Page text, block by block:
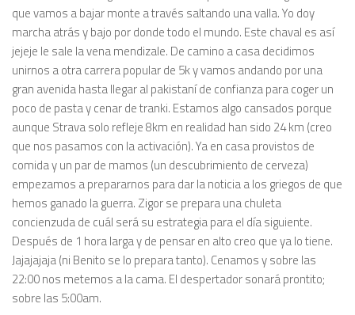
que vamos a bajar monte a través saltando una valla. Yo doy
marcha atrás y bajo por donde todo el mundo. Este chaval es así
jejeje le sale la vena mendizale. De camino a casa decidimos
unirnos a otra carrera popular de 5k y vamos andando por una
gran avenida hasta llegar al pakistaní de confianza para coger un
poco de pasta y cenar de tranki. Estamos algo cansados porque
aunque Strava solo refleje 8km en realidad han sido 24 km (creo
que nos pasamos con la activación). Ya en casa provistos de
comida y un par de mamos (un descubrimiento de cerveza)
empezamos a prepararnos para dar la noticia a los griegos de que
hemos ganado la guerra. Zigor se prepara una chuleta
concienzuda de cuál será su estrategia para el día siguiente.
Después de 1 hora larga y de pensar en alto creo que ya lo tiene.
Jajajajaja (ni Benito se lo prepara tanto). Cenamos y sobre las
22:00 nos metemos a la cama. El despertador sonará prontito;
sobre las 5:00am.